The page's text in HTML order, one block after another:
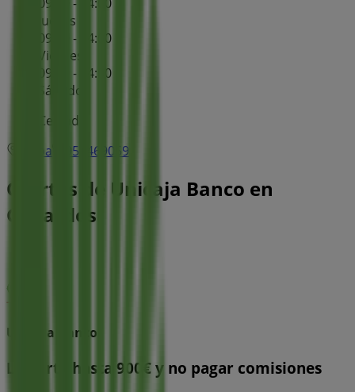
Jueves
09:00 - 14:00
Viernes
09:00 - 14:00
Sábado
Cerrado
Mapa
950469059
Ofertas de Unicaja Banco en
Gallardos
Unicaja Banco
Llevarte hasta 900€ y no pagar comisiones